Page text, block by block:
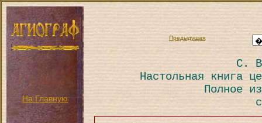
На Главную
Предыдущая
С.
Настольная книга
Полное